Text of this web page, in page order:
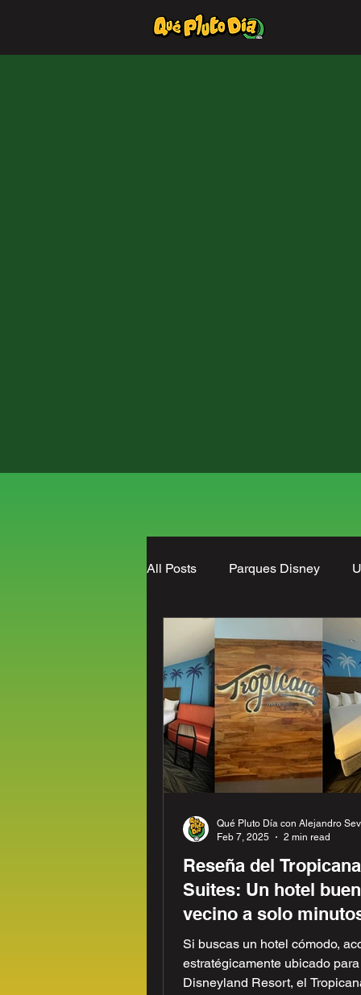
All Posts Parques Disney
Hoteles
Reseña del
Suites: Un hotel buen
vecino a solo
Disneyland
Si buscas un hotel cómodo,
estratégicamente ubicado
Disneyland Resort, el
Qué Pluto Día con Alejandro
Feb 7, 2025
2 min read